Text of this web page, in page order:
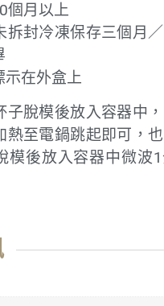
個月以上
拆封冷凍保存三個月
示在外盒上
子脫模後放入容器中
熱至電鍋跳起即可，
模後放入容器中微波